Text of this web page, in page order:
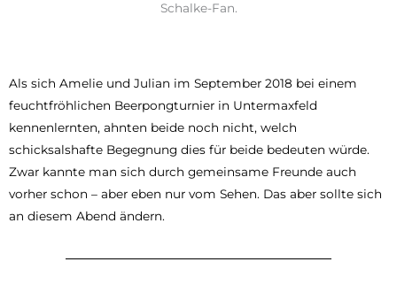
Schalke-Fan.
Als sich Amelie und Julian im September 2018 bei einem
feuchtfröhlichen Beerpongturnier in Untermaxfeld
kennenlernten, ahnten beide noch nicht, welch
schicksalshafte Begegnung dies für beide bedeuten würde.
Zwar kannte man sich durch gemeinsame Freunde auch
vorher schon – aber eben nur vom Sehen. Das aber sollte sich
an diesem Abend ändern.